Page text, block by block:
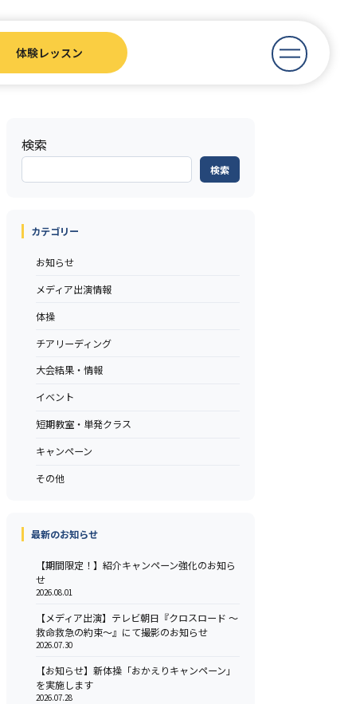
体験レッスン
検索
検索
カテゴリー
お知らせ
メディア出演情報
体操
チアリーディング
大会結果・情報
イベント
短期教室・単発クラス
キャンペーン
その他
最新のお知らせ
【期間限定！】紹介キャンペーン強化のお知ら
せ
2026.08.01
【メディア出演】テレビ朝日『クロスロード ～
救命救急の約束～』にて撮影のお知らせ
2026.07.30
【お知らせ】新体操「おかえりキャンペーン」
を実施します
2026.07.28